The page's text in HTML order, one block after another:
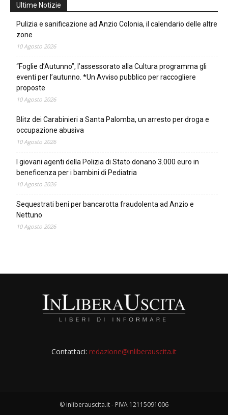
Ultime Notizie
Pulizia e sanificazione ad Anzio Colonia, il calendario delle altre
zone
10 Agosto 2026
“Foglie d’Autunno”, l’assessorato alla Cultura programma gli
eventi per l’autunno. *Un Avviso pubblico per raccogliere
proposte
10 Agosto 2026
Blitz dei Carabinieri a Santa Palomba, un arresto per droga e
occupazione abusiva
10 Agosto 2026
I giovani agenti della Polizia di Stato donano 3.000 euro in
beneficenza per i bambini di Pediatria
10 Agosto 2026
Sequestrati beni per bancarotta fraudolenta ad Anzio e
Nettuno
10 Agosto 2026
Contattaci: redazione@inliberauscita.it
© inliberauscita.it - PIVA 12115091006